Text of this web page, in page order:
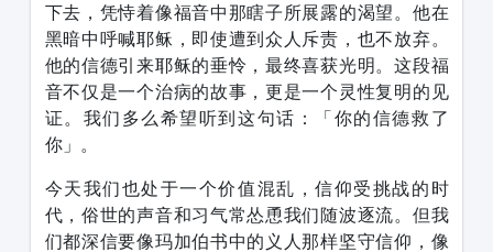
下去，凭恃着像福音中那瞎子所展露的渴望。他在
黑暗中呼喊耶稣，即使遭到众人斥责，也不放弃。
他的信德引来耶稣的垂怜，最终喜获光明。这段福
音不仅是一个治病的故事，更是一个灵性复明的见
证。我们多么希望听到这句话：「你的信德救了
你」。
今天我们也处于一个价值混乱，信仰受挑战的时
代，俗世的声音和习气常怂恿我们随波逐流。但我
们都深信要像玛加伯书中的义人那样坚守信仰，像